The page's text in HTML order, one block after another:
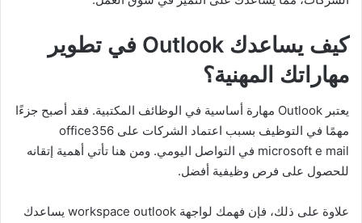
كيف يساعدك Outlook في تطوير
مهاراتك المهنية؟
يعتبر Outlook مهارة أساسية في الوظائف المكتبية. فقد أصبح جزءًا
مهمًا في التوظيف بسبب اعتماد الشركات على office356
microsoft e mail في التواصل اليومي. ومن هنا تأتي أهمية إتقانه
للحصول على فرص وظيفية أفضل.
علاوة على ذلك، فإن فهمك لواجهة workspace outlook يساعدك